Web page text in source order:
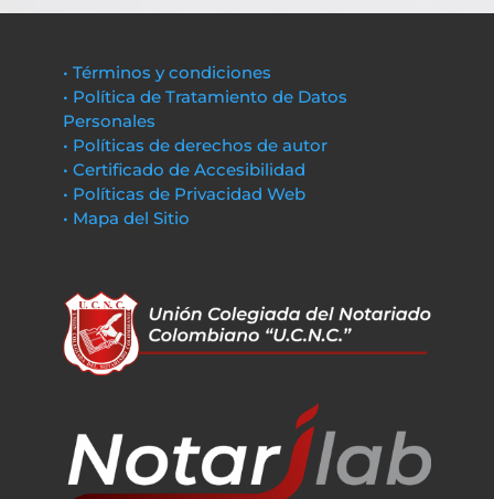
• Términos y condiciones
• Política de Tratamiento de Datos
Personales
• Políticas de derechos de autor
• Certificado de Accesibilidad
• Políticas de Privacidad Web
• Mapa del Sitio